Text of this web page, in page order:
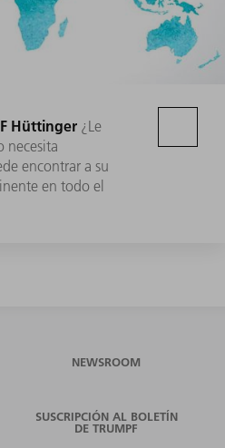
Hüttinger ¿Le
necesita
encontrar a su
en todo el
NEWSROOM
SUSCRIPCIÓN AL BOLETÍN
DE TRUMPF